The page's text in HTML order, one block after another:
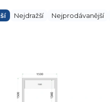
Nejdražší Nejprodávanější